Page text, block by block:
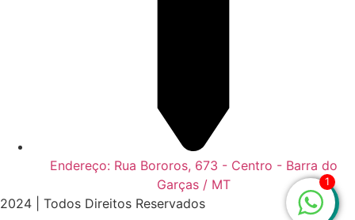
Endereço: Rua Bororos, 673 - Centro - Barra do
Garças / MT
2024 | Todos Direitos Reservados
1